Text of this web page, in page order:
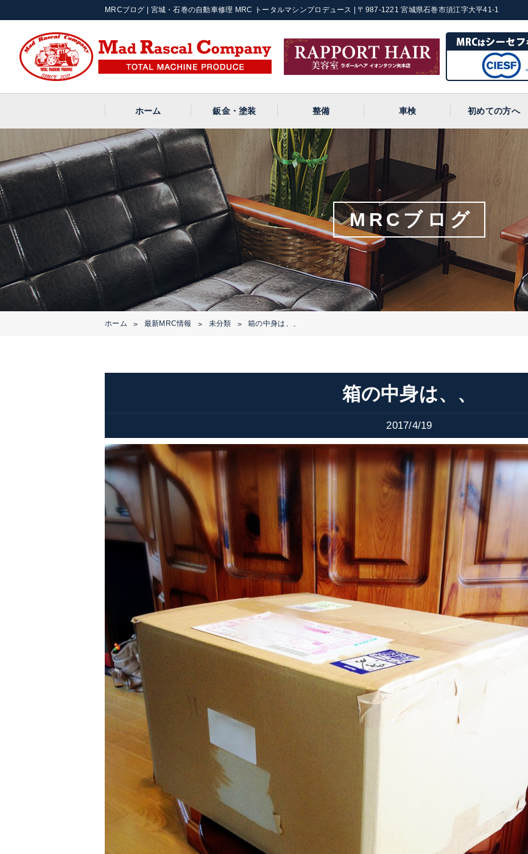
MRCブログ | 宮城・石巻の自動車修理 MRC トータルマシンプロデュース | 〒987-1221 宮城県石巻市須江字大平41-1
ホーム 鈑金・塗装 整備 車検 初めての方へ
MRCブログ
ホーム > 最新MRC情報 > 未分類 > 箱の中身は、、
箱の中身は、、
2017/4/19